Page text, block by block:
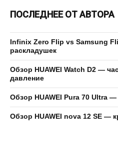
ПОСЛЕДНЕЕ ОТ АВТОРА
Infinix Zero Flip vs Samsung
раскладушек
Обзор HUAWEI Watch D2 —
давление
Обзор HUAWEI Pura 70 Ultra
Обзор HUAWEI nova 12 SE —